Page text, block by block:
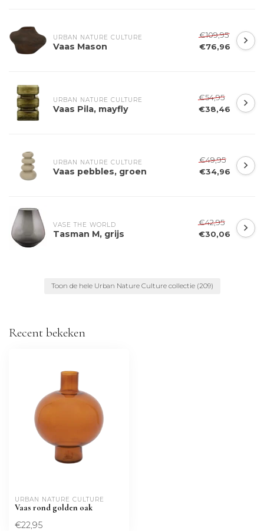
URBAN NATURE CULTURE
Vaas Mason
€109,95
€76,96
URBAN NATURE CULTURE
Vaas Pila, mayfly
€54,95
€38,46
URBAN NATURE CULTURE
Vaas pebbles, groen
€49,95
€34,96
VASE THE WORLD
Tasman M, grijs
€42,95
€30,06
Toon de hele Urban Nature Culture collectie (209)
Recent bekeken
URBAN NATURE CULTURE
Vaas rond golden oak
€22,95